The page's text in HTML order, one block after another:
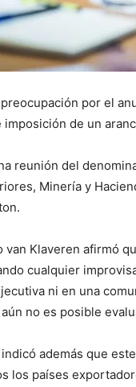
por el
de un
reunión del
Minería y
Klaveren afirmó
cualquier
ni en una
no es posible
además que
los países